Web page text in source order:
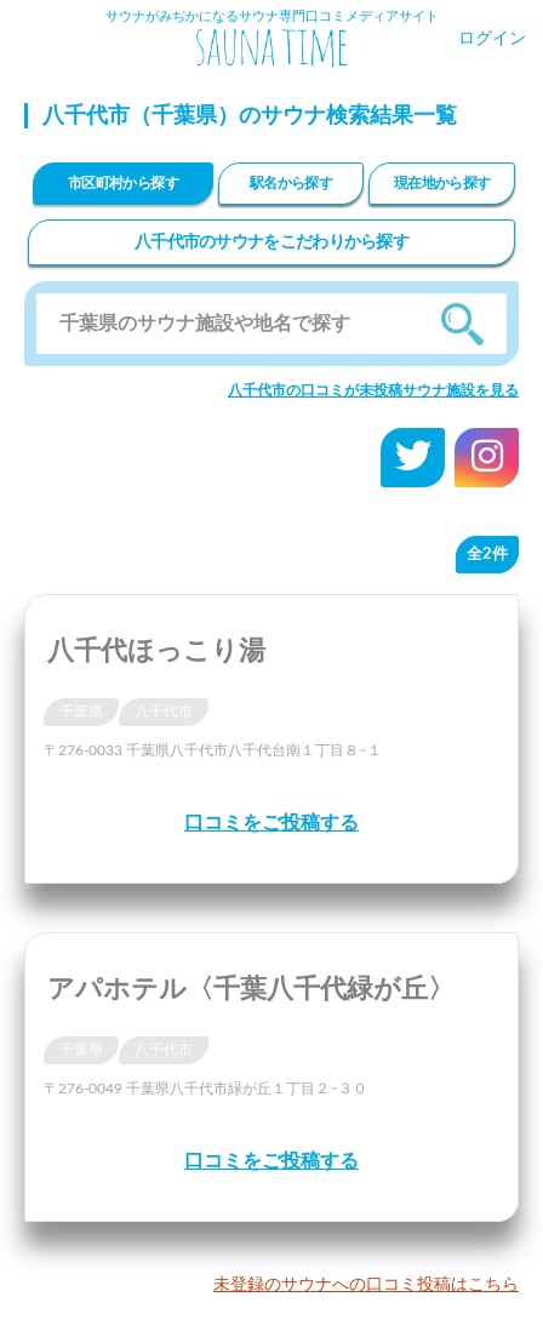
サウナがみぢかになるサウナ専門口コミメディアサイト
ログイン
八千代市 （千葉県）のサウナ検索結果一覧
市区町村から探す 駅名から探す 現在地から探す
八千代市のサウナをこだわりから探す
八千代市の口コミが未投稿サウナ施設を見る
全2件
八千代ほっこり湯
千葉県 八千代市
〒276-0033 千葉県八千代市八千代台南１丁目８−１
口コミをご投稿する
アパホテル〈千葉八千代緑が丘〉
千葉県 八千代市
〒276-0049 千葉県八千代市緑が丘１丁目２−３０
口コミをご投稿する
未登録のサウナへの口コミ投稿はこちら